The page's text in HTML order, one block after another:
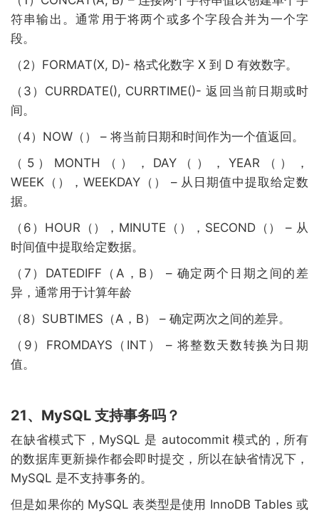
符串输出。通常用于将两个或多个字段合并为一个字
段。
（2）FORMAT(X, D)- 格式化数字 X 到 D 有效数字。
（3）CURRDATE(), CURRTIME()- 返回当前日期或时
间。
（4）NOW（） – 将当前日期和时间作为一个值返回。
（5）MONTH（），DAY（），YEAR（），
WEEK（），WEEKDAY（） – 从日期值中提取给定数
据。
（6）HOUR（），MINUTE（），SECOND（） – 从
时间值中提取给定数据。
（7）DATEDIFF（A，B） – 确定两个日期之间的差
异，通常用于计算年龄
（8）SUBTIMES（A，B） – 确定两次之间的差异。
（9）FROMDAYS（INT） – 将整数天数转换为日期
值。
21、MySQL 支持事务吗？
在缺省模式下，MySQL 是 autocommit 模式的，所有
的数据库更新操作都会即时提交，所以在缺省情况下，
MySQL 是不支持事务的。
但是如果你的 MySQL 表类型是使用 InnoDB Tables 或